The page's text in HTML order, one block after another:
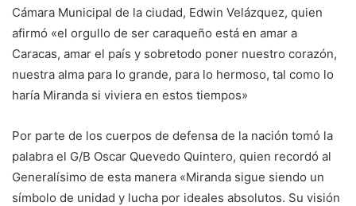
Cámara Municipal de la ciudad, Edwin Velázquez, quien
afirmó «el orgullo de ser caraqueño está en amar a
Caracas, amar el país y sobretodo poner nuestro corazón,
nuestra alma para lo grande, para lo hermoso, tal como lo
haría Miranda si viviera en estos tiempos»
Por parte de los cuerpos de defensa de la nación tomó la
palabra el G/B Oscar Quevedo Quintero, quien recordó al
Generalísimo de esta manera «Miranda sigue siendo un
símbolo de unidad y lucha por ideales absolutos. Su visión